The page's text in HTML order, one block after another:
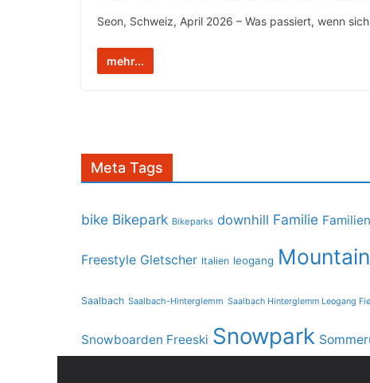
Seon, Schweiz, April 2026 – Was passiert, wenn
mehr...
Meta Tags
bike Bikepark Bikeparks downhill Familie
Freestyle Gletscher Italien leogang
Saalbach Saalbach-Hinterglemm Saalbach Hinterglemm Leogang
Snowboarden Freeski Snowpark